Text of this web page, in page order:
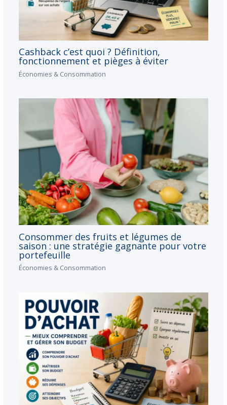
Cashback c’est quoi ? Définition,
fonctionnement et pièges à éviter
Économies & Consommation
Consommer des fruits et légumes de
saison : une stratégie gagnante pour votre
portefeuille
Économies & Consommation